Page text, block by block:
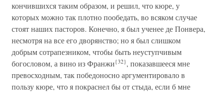
кончившихся таким образом, и решил, что кюре, у
которых можно так плотно пообедать, во всяком случае
стоят наших пасторов. Конечно, я был ученее де Понвера,
несмотря на все его дворянство; но я был слишком
добрым сотрапезником, чтобы быть неуступчивым
богословом, а вино из Франжи{32}, показавшееся мне
превосходным, так победоносно аргументировало в
пользу кюре, что я покраснел бы от стыда, если б мне